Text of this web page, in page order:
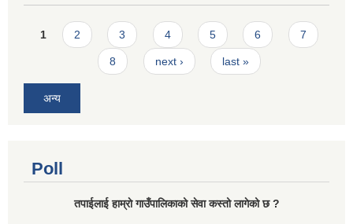
Pages
1 2 3 4 5 6 7
8 next › last »
अन्य
Poll
तपाईलाई हाम्राे गाउँपालिकाको सेवा कस्तो लागेको छ ?